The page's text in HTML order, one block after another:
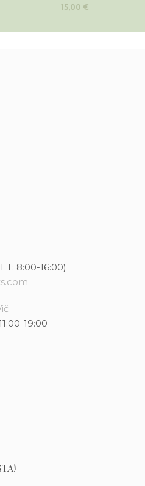
15,00 €
8:00-16:00)
19:00